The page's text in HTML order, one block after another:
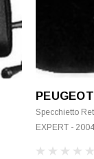
PEUGEOT
Specchietto
EXPERT -